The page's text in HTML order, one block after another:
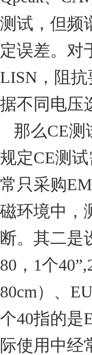
测试，但频
定误差。对
LISN ，阻
据不同电压
那么CE测
规定CE测
常只采购
磁环境中，
断。其二是
80 ， 1个
80cm） 、
个40指的是
际使用中经